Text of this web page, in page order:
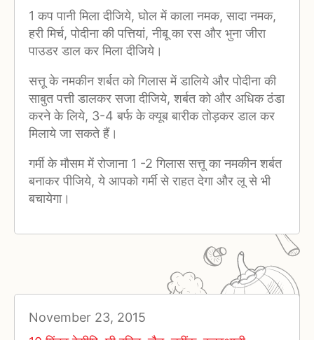
1 कप पानी मिला दीजिये, घोल में काला नमक, सादा नमक,
हरी मिर्च, पोदीना की पत्तियां, नीबू का रस और भुना जीरा
पाउडर डाल कर मिला दीजिये।
सत्तू के नमकीन शर्बत को गिलास में डालिये और पोदीना की
साबुत पत्ती डालकर सजा दीजिये, शर्बत को और अधिक ठंडा
करने के लिये, 3-4 बर्फ के क्यूब बारीक तोड़कर डाल कर
मिलाये जा सकते हैं।
गर्मी के मौसम में रोजाना 1 -2 गिलास सत्तू का नमकीन शर्बत
बनाकर पीजिये, ये आपको गर्मी से राहत देगा और लू से भी
बचायेगा।
November 23, 2015